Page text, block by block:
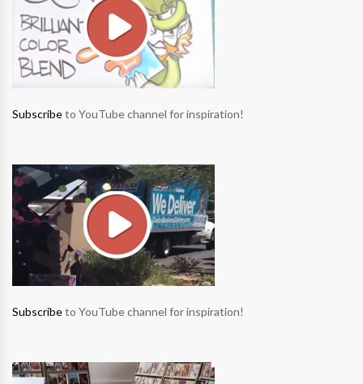
Subscribeto YouTube channel for inspiration!
Subscribeto YouTube channel for inspiration!